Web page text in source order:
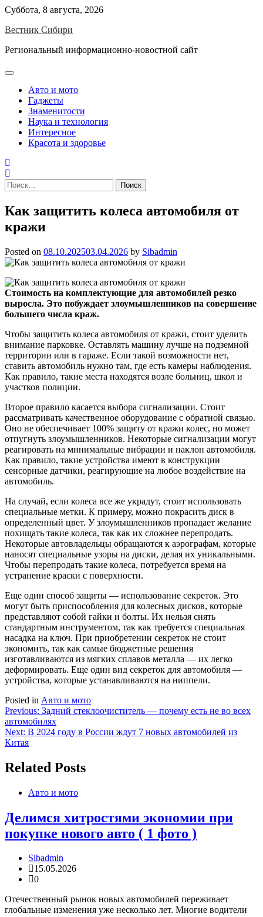
Skip
content
Суббота, 8 августа, 2026
Вестник Сибири
Региональный информационно-новостной сайт
Авто и мото
Гаджеты
Знаменитости
Наука и технология
Интересное
Красота и здоровье
Найти:
Как защитить колеса автомобиля от
кражи
Posted on 08.10.202503.04.2026 by Sibadmin
Стоимость на комплектующие для автомобилей резко
выросла. Это побуждает злоумышленников на совершение
большего числа краж.
Чтобы защитить колеса автомобиля от кражи, стоит уделить
внимание парковке. Оставлять машину лучше на подземной
территории или в гараже. Если такой возможности нет,
ставить автомобиль нужно там, где есть камеры наблюдения.
Как правило, такие места находятся возле больниц, школ и
участков полиции.
Второе правило касается выбора сигнализации. Стоит
рассматривать качественное оборудование с обратной связью.
Оно не обеспечивает 100% защиту от кражи колес, но может
отпугнуть злоумышленников. Некоторые сигнализации могут
реагировать на минимальные вибрации и наклон автомобиля.
Как правило, такие устройства имеют в конструкции
сенсорные датчики, реагирующие на любое воздействие на
автомобиль.
На случай, если колеса все же украдут, стоит использовать
специальные метки. К примеру, можно покрасить диск в
определенный цвет. У злоумышленников пропадает желание
похищать такие колеса, так как их сложнее перепродать.
Некоторые автовладельцы обращаются к аэрографам, которые
наносят специальные узоры на диски, делая их уникальными.
Чтобы перепродать такие колеса, потребуется время на
устранение краски с поверхности.
Еще один способ защиты — использование секреток. Это
могут быть приспособления для колесных дисков, которые
представляют собой гайки и болты. Их нельзя снять
стандартным инструментом, так как требуется специальная
насадка на ключ. При приобретении секреток не стоит
экономить, так как самые бюджетные решения
изготавливаются из мягких сплавов металла — их легко
деформировать. Еще один вид секреток для автомобиля —
устройства, которые устанавливаются на ниппели.
Posted in Авто и мото
Навигация
по
записям
Previous: Задний стеклоочиститель — почему есть не во всех
автомобилях
Next: В 2024 году в России ждут 7 новых автомобилей из
Китая
Related Posts
Авто и мото
Делимся хитростями экономии при
покупке нового авто ( 1 фото )
Sibadmin
15.05.2026
0
Отечественный рынок новых автомобилей переживает
глобальные изменения уже несколько лет. Многие водители